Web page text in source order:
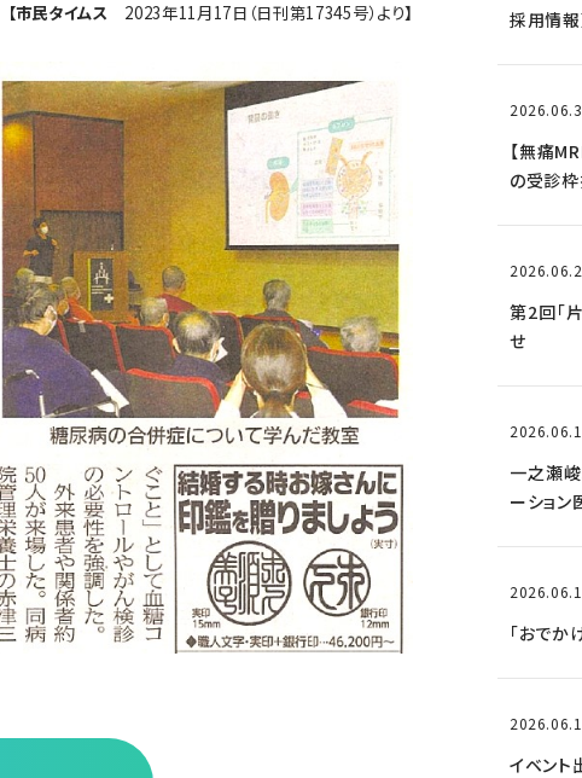
【市民タイムス 2023年11月17日（日刊第17345号）より】 採用情
【無痛
の受診
第2回「
せ
一之瀬
ーショ
「おでか
イベント